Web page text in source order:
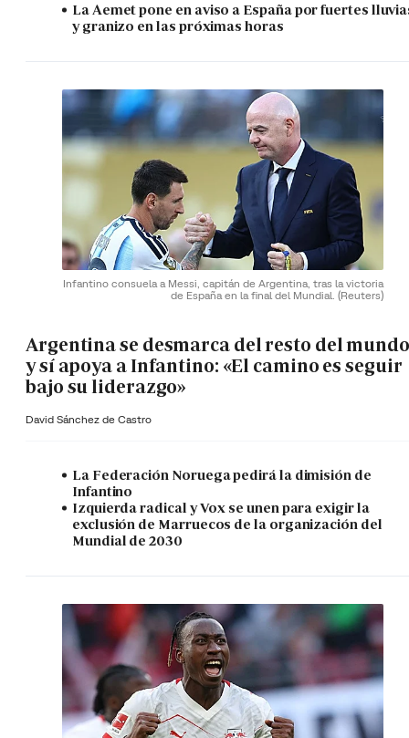
La Aemet pone en aviso a España por fuertes
y granizo en las próximas horas
Infantino consuela a Messi, capitán de Argentina, tras la victoria
de España en la final del Mundial. (Reuters)
Argentina se desmarca del resto del mundo
y sí apoya a Infantino: «El camino es seguir
bajo su liderazgo»
David Sánchez de Castro
La Federación Noruega pedirá la dimisión de
Infantino
Izquierda radical y Vox se unen para exigir la
exclusión de Marruecos de la organización del
Mundial de 2030